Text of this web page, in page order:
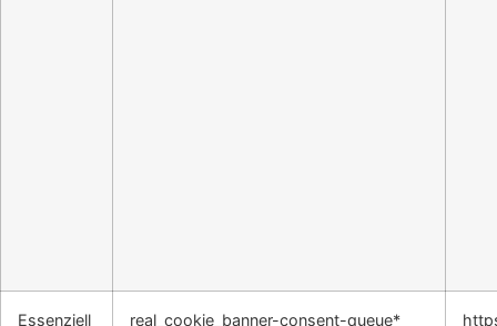
Essenziell real_cookie_banner-consent-queue*